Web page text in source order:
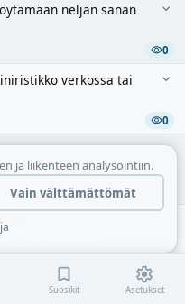
neljän sanan
0
verkossa tai
0
ilmestyessään täysin
poliiseja pakoon –
Suosikit Asetukset
ja liikenteen analysointiin.
Vain välttämättömät